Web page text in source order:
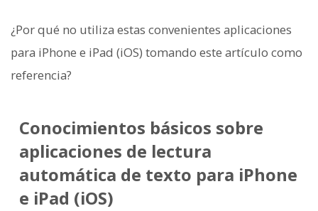
¿Por qué no utiliza estas convenientes aplicaciones
para iPhone e iPad (iOS) tomando este artículo como
referencia?
Conocimientos básicos sobre
aplicaciones de lectura
automática de texto para iPhone
e iPad (iOS)